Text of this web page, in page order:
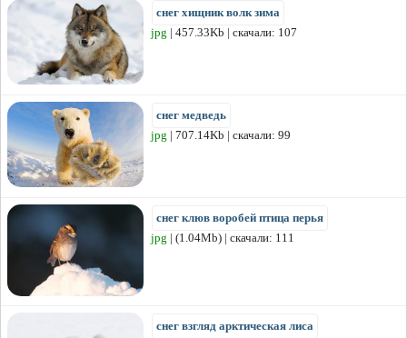
снег хищник волк зима
jpg | 457.33Kb | скачали: 107
снег медведь
jpg | 707.14Kb | скачали: 99
снег клюв воробей птица перья
jpg | (1.04Mb) | скачали: 111
снег взгляд арктическая лиса